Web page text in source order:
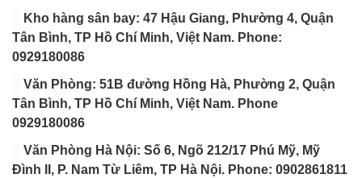
Kho hàng sân bay: 47 Hậu Giang, Phường 4, Quận
Tân Bình, TP Hồ Chí Minh, Việt Nam. Phone:
0929180086
Văn Phòng: 51B đường Hồng Hà, Phường 2, Quận
Tân Bình, TP Hồ Chí Minh, Việt Nam. Phone
0929180086
Văn Phòng Hà Nội: Số 6, Ngõ 212/17 Phú Mỹ, Mỹ
Đình II, P. Nam Từ Liêm, TP Hà Nội. Phone: 0902861811